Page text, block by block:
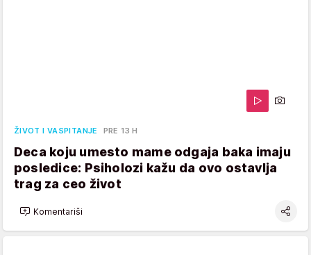
ŽIVOT I VASPITANJE PRE 13 H
Deca koju umesto mame odgaja baka imaju
posledice: Psiholozi kažu da ovo ostavlja
trag za ceo život
Komentariši